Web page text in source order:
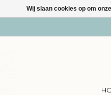
Wij slaan cookies op om